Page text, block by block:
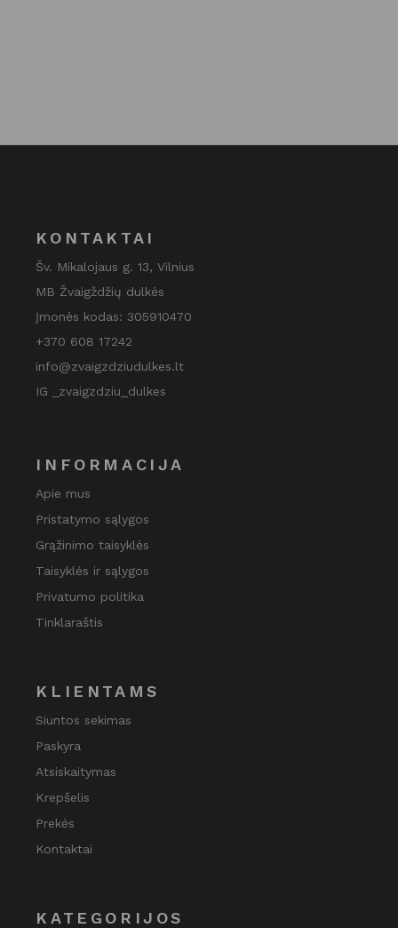
KONTAKTAI
Šv. Mikalojaus g. 13, Vilnius
MB Žvaigždžių dulkės
Įmonės kodas: 305910470
+370 608 17242
info@zvaigzdziudulkes.lt
IG _zvaigzdziu_dulkes
INFORMACIJA
Apie mus
Pristatymo sąlygos
Grąžinimo taisyklės
Taisyklės ir sąlygos
Privatumo politika
Tinklaraštis
KLIENTAMS
Siuntos sekimas
Paskyra
Atsiskaitymas
Krepšelis
Prekės
Kontaktai
KATEGORIJOS